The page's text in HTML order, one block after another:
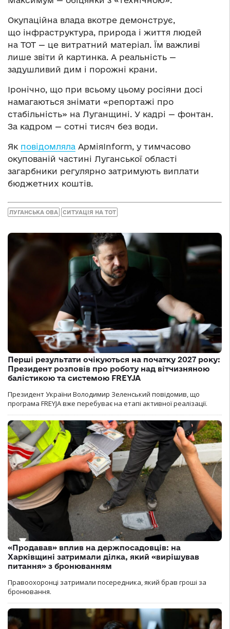
Окупаційна влада вкотре демонструє,
що інфраструктура, природа і життя людей
на ТОТ — це витратний матеріал. Їм важливі
лише звіти й картинка. А реальність —
задушливий дим і порожні крани.
Іронічно, що при всьому цьому росіяни досі
намагаються знімати «репортажі про
стабільність» на Луганщині. У кадрі — фонтан.
За кадром — сотні тисяч без води.
Як повідомляла АрміяInform, у тимчасово
окупованій частині Луганської області
загарбники регулярно затримують виплати
бюджетних коштів.
ЛУГАНСЬКА ОВА СИТУАЦІЯ НА ТОТ
Перші результати очікуються на початку 2027 року:
Президент розповів про роботу над вітчизняною
балістикою та системою FREYJA
Президент України Володимир Зеленський повідомив, що
програма FREYJA вже перебуває на етапі активної реалізації.
«Продавав» вплив на держпосадовців: на
Харківщині затримали ділка, який «вирішував
питання» з бронюванням
Правоохоронці затримали посередника, який брав гроші за
бронювання.